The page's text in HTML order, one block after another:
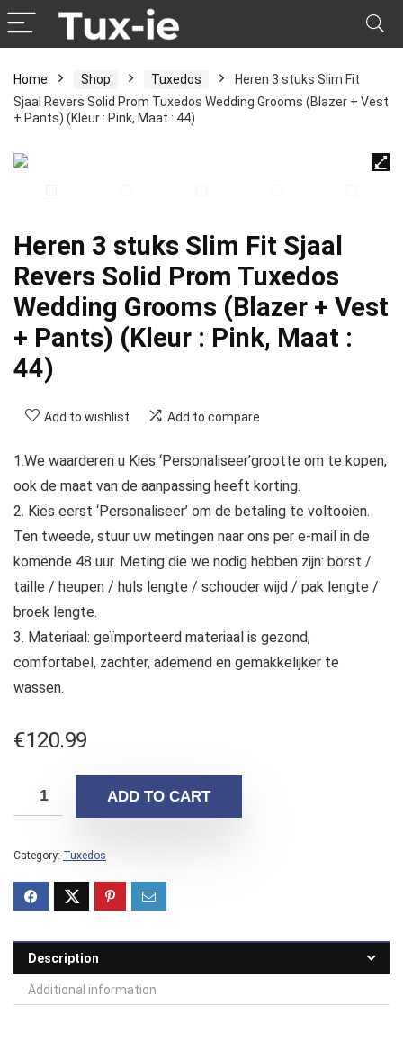
Home Shop Tuxedos
Heren 3 stuks Slim Fit
Sjaal Revers Solid Prom Tuxedos Wedding Grooms (Blazer + Vest
+ Pants) (Kleur : Pink, Maat : 44)
Heren 3 stuks Slim Fit Sjaal
Revers Solid Prom Tuxedos
Wedding Grooms (Blazer + Vest
+ Pants) (Kleur : Pink, Maat :
44)
Add to wishlist Add to compare
1.We waarderen u Kies ‘Personaliseer’grootte om te kopen,
ook de maat van de aanpassing heeft korting.
2. Kies eerst ‘Personaliseer’ om de betaling te voltooien.
Ten tweede, stuur uw metingen naar ons per e-mail in de
komende 48 uur. Meting die we nodig hebben zijn: borst /
taille / heupen / huls lengte / schouder wijd / pak lengte /
broek lengte.
3. Materiaal: geïmporteerd materiaal is gezond,
comfortabel, zachter, ademend en gemakkelijker te
wassen.
€120.99
ADD TO CART
Category: Tuxedos
Description
Additional information